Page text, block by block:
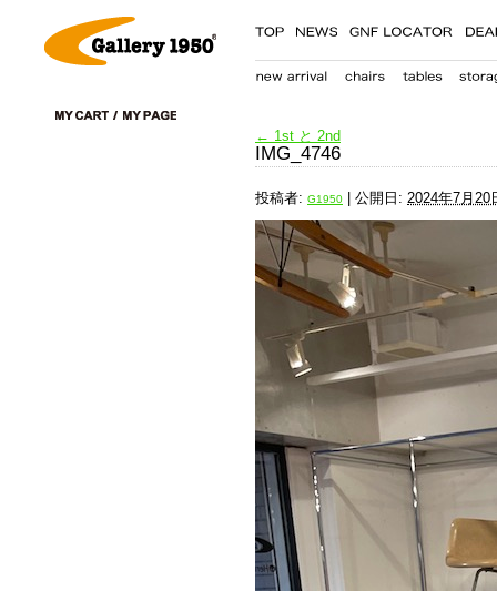
← 1st と 2nd
IMG_4746
投稿者: G1950 公開日: 2024年7月20